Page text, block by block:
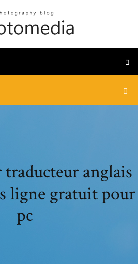
traducteur anglais
ligne gratuit pour
pc